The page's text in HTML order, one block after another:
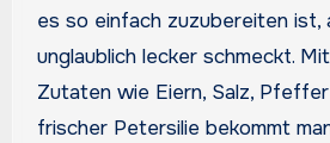
es so einfach zuzubereiten
unglaublich lecker schmeckt.
Zutaten wie Eiern, Salz,
frischer Petersilie bekommt